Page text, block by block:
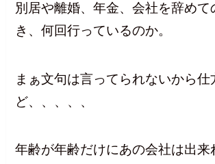
別居や離婚、年金、会社を辞めて
き、何回行っているのか。
まぁ文句は言ってられないから仕
ど、、、、、
年齢が年齢だけにあの会社は出来